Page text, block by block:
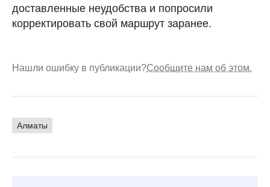
доставленные неудобства и попросили
корректировать свой маршрут заранее.
Нашли ошибку в публикации?Сообщите нам об этом.
Алматы